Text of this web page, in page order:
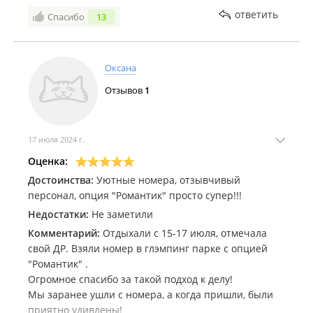
только во второй половине дня, по итогу мест
упущенная возможность забронировать другую
Предполагаю как бронируют , так и услуги
оказывают
Спасибо 13 ответить
Оксана
Отзывов 1
17 июля 2024 г.
Оценка:
Достоинства: Уютные номера, отзывчивый
персонал, опция "Романтик" просто супер!!!
Недостатки: Не заметили
Комментарий: Отдыхали с 15-17 июля, отмечала
свой ДР. Взяли номер в глэмпинг парке с опцией
"Романтик" .
Огромное спасибо за такой подход к делу!
Мы заранее ушли с номера, а когда пришли, были
приятно удивлены!